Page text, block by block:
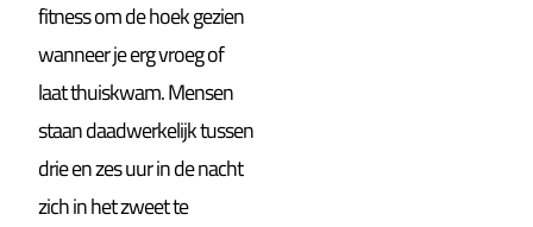
fitness om de hoek gezien
wanneer je erg vroeg of
laat thuiskwam. Mensen
staan daadwerkelijk tussen
drie en zes uur in de nacht
zich in het zweet te